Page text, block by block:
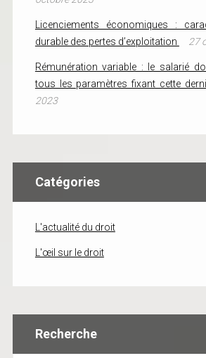
Licenciements économiques :
durable des pertes d’exploitation
27
Rémunération variable : le salarié
tous les paramètres fixant cette
2023
Catégories
L'actualité du droit
L'œil sur le droit
Recherche